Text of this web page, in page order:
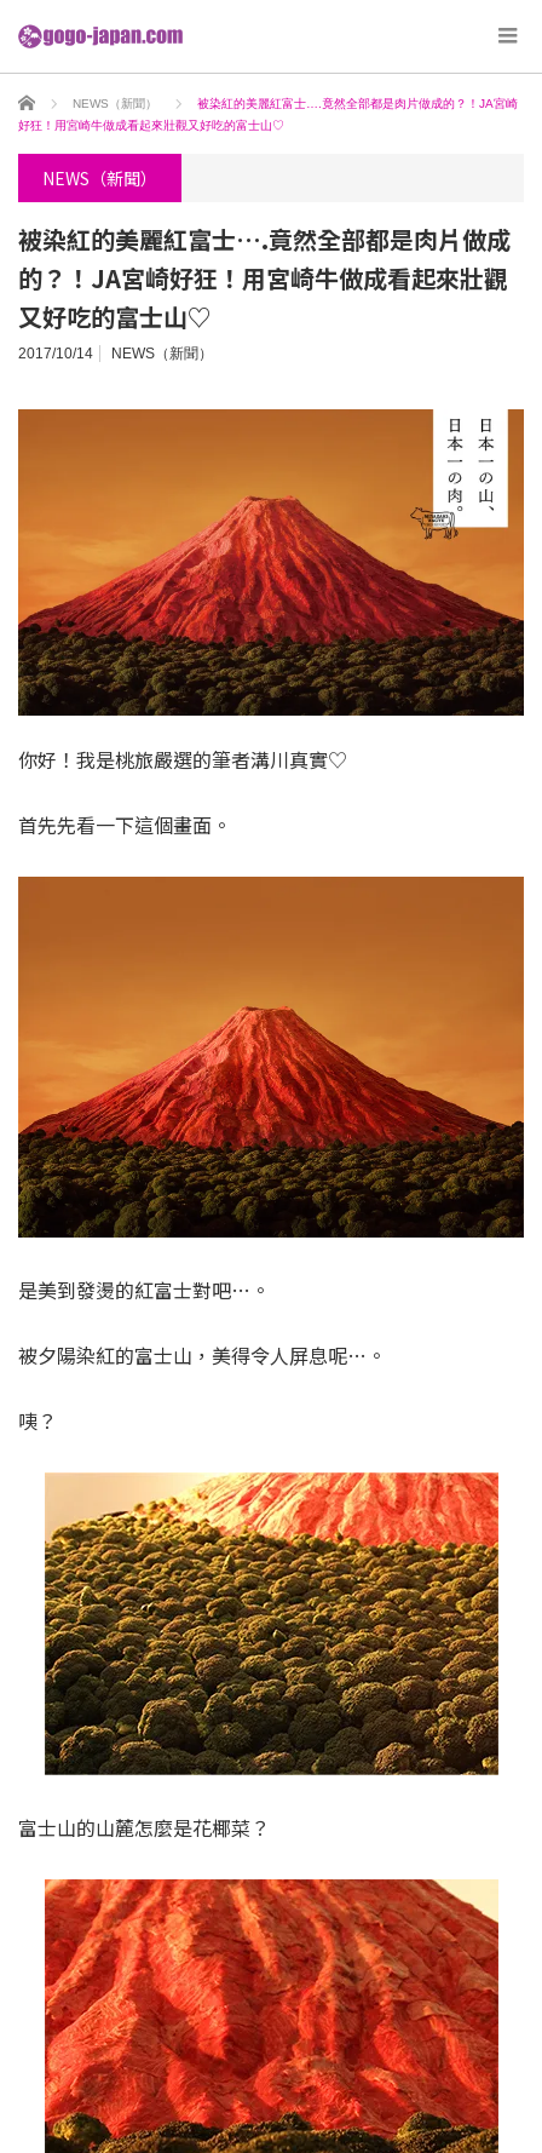
ホーム NEWS（新聞）
被染紅的美麗紅富士….竟然全部都是肉片做成的？！JA宮崎
好狂！用宮崎牛做成看起來壯觀又好吃的富士山♡
NEWS（新聞）
被染紅的美麗紅富士….竟然全部都是肉片做成
的？！JA宮崎好狂！用宮崎牛做成看起來壯觀
又好吃的富士山♡
2017/10/14 NEWS（新聞）
你好！我是桃旅嚴選的筆者溝川真實♡
首先先看一下這個畫面。
是美到發燙的紅富士對吧…。
被夕陽染紅的富士山，美得令人屏息呢…。
咦？
富士山的山麓怎麼是花椰菜？